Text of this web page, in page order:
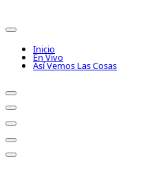
Inicio
En Vivo
Así Vemos Las Cosas